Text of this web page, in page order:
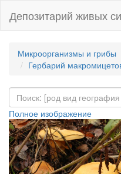
Депозитарий живых
Микроорганизмы и грибы
Гербарий
Полное изображение